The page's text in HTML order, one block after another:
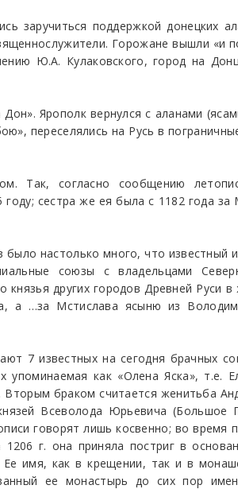
заручиться поддержкой донецких
Горожане вышли «и
Ю.А. Кулаковского, город на
Ярополк вернулся с аланами
переселялись на Русь в
Так, согласно сообщению
сестра же ея была с 1182 года
было настолько много, что известный
союзы с владельцами
других городов Древней Руси
а …за Мстислава ясыню из
7 известных на сегодня брачных
упоминаемая как «Олена Яска», т.е.
Вторым браком считается женитьба
Всеволода Юрьевича (Большое
говорят лишь косвенно; во время
г. она приняла постриг в
имя, как в крещении, так и в
ее монастырь до сих пор